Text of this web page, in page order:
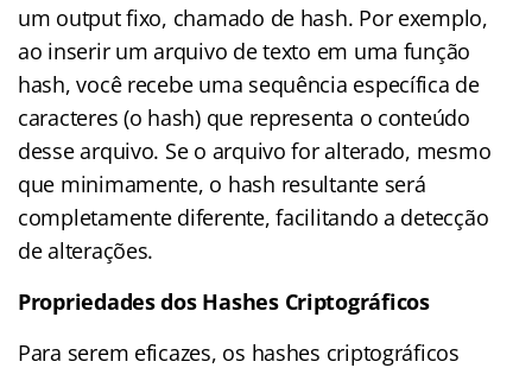
um output fixo, chamado de hash. Por exemplo,
ao inserir um arquivo de texto em uma função
hash, você recebe uma sequência específica de
caracteres (o hash) que representa o conteúdo
desse arquivo. Se o arquivo for alterado, mesmo
que minimamente, o hash resultante será
completamente diferente, facilitando a detecção
de alterações.
Propriedades dos Hashes Criptográficos
Para serem eficazes, os hashes criptográficos